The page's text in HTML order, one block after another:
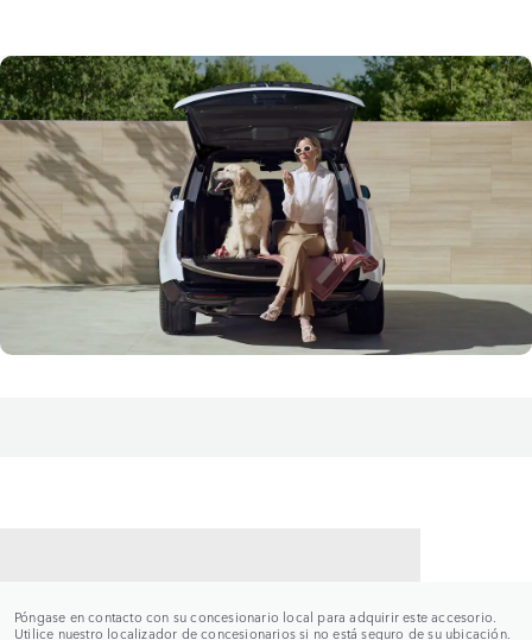
Póngase en contacto con su concesionario local para adquirir este accesorio.
Utilice nuestro localizador de concesionarios si no está seguro de su ubicación.